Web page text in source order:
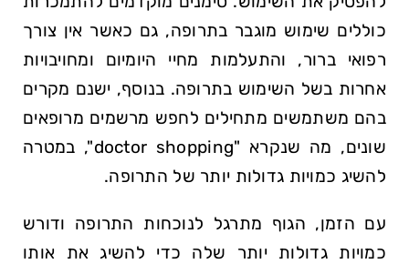
כוללים שימוש מוגבר בתרופה, גם כאשר אין צורך
רפואי ברור, והתעלמות מחיי היומיום ומחויבויות
אחרות בשל השימוש בתרופה. בנוסף, ישנם מקרים
בהם משתמשים מתחילים לחפש מרשמים מרופאים
שונים, מה שנקרא "doctor shopping", במטרה
להשיג כמויות גדולות יותר של התרופה.
עם הזמן, הגוף מתרגל לנוכחות התרופה ודורש
כמויות גדולות יותר שלה כדי להשיג את אותו